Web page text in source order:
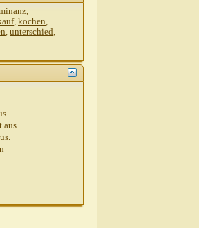
,
, kochen,
, unterschied,
.
aus.
.